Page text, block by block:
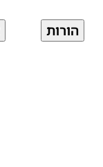
הורות